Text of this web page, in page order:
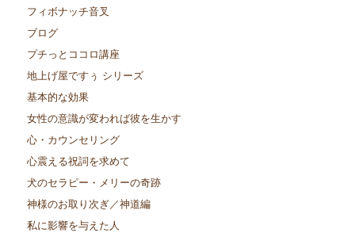
フィボナッチ音叉
ブログ
プチっとココロ講座
地上げ屋ですぅ シリーズ
基本的な効果
女性の意識が変われば彼を生かす
心・カウンセリング
心震える祝詞を求めて
犬のセラピー・メリーの奇跡
神様のお取り次ぎ／神道編
私に影響を与えた人